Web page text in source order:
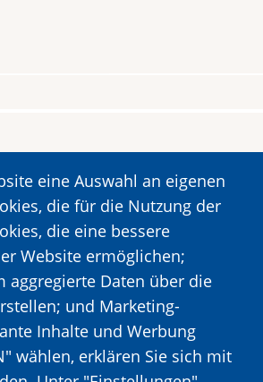
eine Auswahl an eigenen
die für die Nutzung der
die eine bessere
Website ermöglichen;
aggregierte Daten über die
und Marketing-
Inhalte und Werbung
wählen, erklären Sie sich mit
KALAVRYTA
Bild